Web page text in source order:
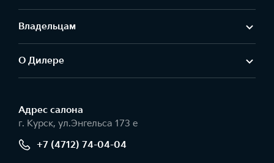
Владельцам
О Дилере
Адрес салонa
г. Курск, ул.Энгельса 173 е
+7 (4712) 74-04-04